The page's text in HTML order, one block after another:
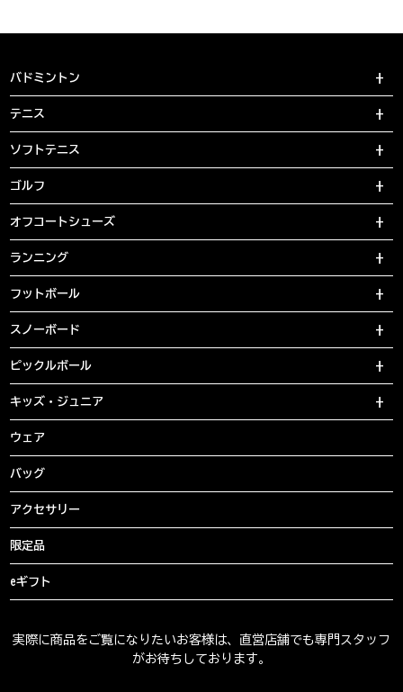
バドミントン
テニス
ソフトテニス
ゴルフ
オフコートシューズ
ランニング
フットボール
スノーボード
ピックルボール
キッズ・ジュニア
ウェア
バッグ
アクセサリー
限定品
eギフト
実際に商品をご覧になりたいお客様は、直営店舗でも専門スタッフ
がお待ちしております。